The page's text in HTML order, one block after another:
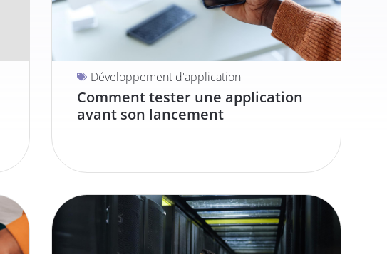
Développement d'application
Comment tester une application
avant son lancement